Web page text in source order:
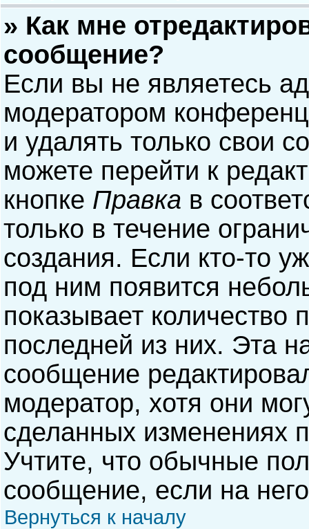
» Как мне
сообщение?
Если вы не являетесь
модератором
и удалять только свои
можете перейти к
кнопке Правка в
только в течение
создания. Если кто-то
под ним появится
показывает количество
последней из них. Эта
сообщение
модератор, хотя они
сделанных изменениях
Учтите, что обычные
сообщение, если на
Вернуться к началу